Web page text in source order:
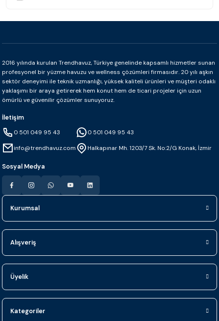
2016 yılında kurulan Trendhavuz, Türkiye genelinde kapsamlı hizmetler sunan
profesyonel bir yüzme havuzu ve wellness çözümleri firmasıdır. 20 yılı aşkın
sektör deneyimi ile teknik uzmanlığı, yüksek kaliteli ürünleri ve müşteri odaklı
yaklaşımı bir araya getirerek hem konut hem de ticari projeler için uzun
ömürlü ve güvenilir çözümler sunuyoruz.
İletişim
0 501 049 95 43
info@trendhavuz.com
0 501 049 95 43
Halkapınar Mh. 1203/7 Sk. No:2/G Konak, İzmir
Sosyal Medya
Kurumsal
Alışveriş
Üyelik
Kategoriler